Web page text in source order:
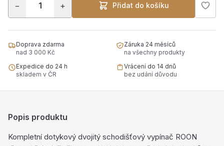
− + Přidat do košíku
Doprava zdarma
nad 3 000 Kč
Záruka 24 měsíců
na všechny produkty
Expedice do 24 h
skladem v ČR
Vrácení do 14 dnů
bez udání důvodu
Popis produktu
Kompletní dotykový dvojitý schodišťový vypínač ROON